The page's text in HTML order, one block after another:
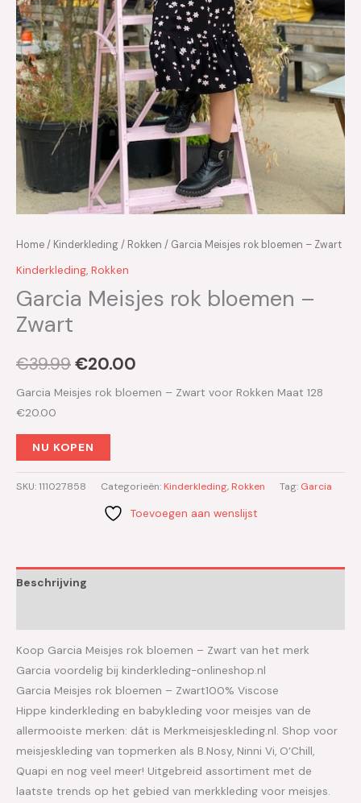
Home/ Kinderkleding/ Rokken / Garcia Meisjes rok bloemen – Zwart
Kinderkleding, Rokken
Garcia Meisjes rok bloemen –
Zwart
€39.99€20.00
Garcia Meisjes rok bloemen – Zwart voor Rokken Maat 128
€20.00
NU KOPEN
SKU:111027858 Categorieën: Kinderkleding, Rokken Tag: Garcia
Toevoegen aan wenslijst
Beschrijving
Koop Garcia Meisjes rok bloemen – Zwart van het merk
Garcia voordelig bij kinderkleding-onlineshop.nl
Garcia Meisjes rok bloemen – Zwart100% Viscose
Hippe kinderkleding en babykleding voor meisjes van de
allermooiste merken: dát is Merkmeisjeskleding.nl. Shop voor
meisjeskleding van topmerken als B.Nosy, Ninni Vi, O’Chill,
Quapi en nog veel meer! Uitgebreid assortiment met de
laatste trends op het gebied van merkkleding voor meisjes.